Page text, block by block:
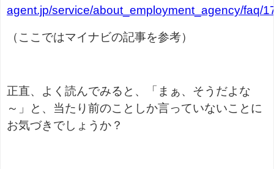
agent.jp/service/about_employment_agency/faq/
（ここではマイナビの記事を参考）
正直、よく読んでみると、「まぁ、そうだよな
～」と、当たり前のことしか言っていないことに
お気づきでしょうか？